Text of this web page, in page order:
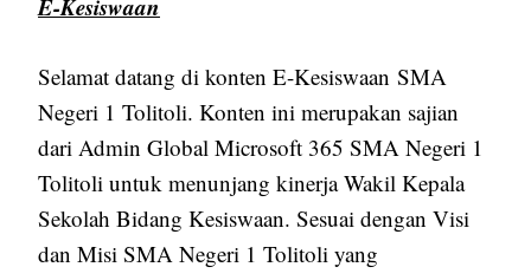
E-Kesiswaan
Selamat datang di konten E-Kesiswaan SMA
Negeri 1 Tolitoli. Konten ini merupakan sajian
dari Admin Global Microsoft 365 SMA Negeri 1
Tolitoli untuk menunjang kinerja Wakil Kepala
Sekolah Bidang Kesiswaan. Sesuai dengan Visi
dan Misi SMA Negeri 1 Tolitoli yang